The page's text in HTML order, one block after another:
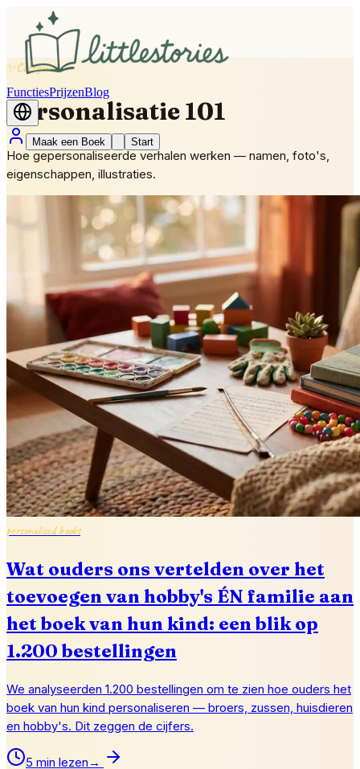
FunctiesPrijzenBlog
Maak een Boek Start
✨Categorie
Personalisatie 101
Hoe gepersonaliseerde verhalen werken — namen, foto's,
eigenschappen, illustraties.
personalized books
Wat ouders ons vertelden over het
toevoegen van hobby's ÉN familie aan
het boek van hun kind: een blik op
1.200 bestellingen
We analyseerden 1.200 bestellingen om te zien hoe ouders het
boek van hun kind personaliseren — broers, zussen, huisdieren
en hobby's. Dit zeggen de cijfers.
5 min lezen →